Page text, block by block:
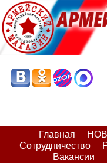
Главная
Сотрудничество
Вакансии